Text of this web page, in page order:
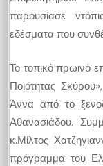
παρουσίασε
εδέσματα που
Το τοπικό πρωινό
Ποιότητας
Άννα από το
Αθανασιάδου.
κ.Μίλτος
πρόγραμμα του